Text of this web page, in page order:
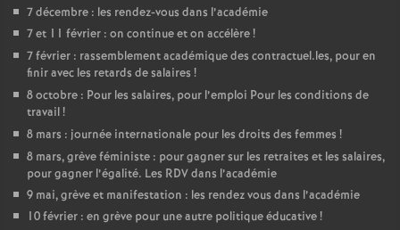
s
7 décembre : les rendez-vous dans l’académie
7 et 11 février : on continue et on accélère!
7 février : rassemblement académique des contractuel.les, pour en
finir avec les retards de salaires !
8 octobre : Pour les salaires, pour l’emploi Pour les conditions de
travail!
8 mars : journée internationale pour les droits des femmes !
8 mars, grève féministe : pour gagner sur les retraites et les salaires,
pour gagner l’égalité. Les RDV dans l’académie
9 mai, grève et manifestation : les rendez vous dans l’académie
10 février : en grève pour une autre politique éducative!